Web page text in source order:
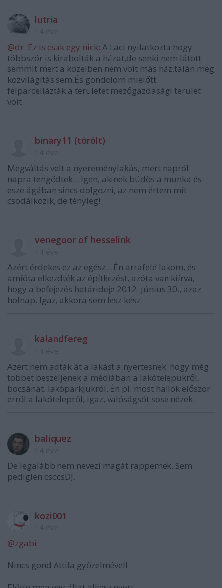
lutria
@dr. Ez is csak egy nick: A Laci nyilatkozta hogy
többször is kirabolták a házat,de senki nem látott
semmit mert a közelben nem volt más ház,talán még
közvilágítás sem.És gondolom mielőtt
felparcellázták a területet mezőgazdasági terület
volt.
binary11 (törölt)
Megváltás volt a nyereménylakás, mert napról -
napra tengődtek... Igen, akinek büdös a munka és
esze ágában sincs dolgozni, az nem értem mit
csodálkozik, de tényleg!
venegoor of hesselink
Azért érdekes ez az egész... Én arrafelé lakom, és
amióta elkezdték az építkezést, azóta van kiírva,
hogy a befejezés határideje 2012. június 30., azaz
holnap. Igaz, akkora sem lesz kész.
kalandfereg
Azért nem adták át a lakást a nyertesnek, hogy még
többet beszéljenek a médiában a lakótelepükről,
bocsánat, lakóparkjukról. Én pl. most hallok először
erről a lakótelepről, igaz, valóságsót sose nézek.
baliquez
De legalább nem nevezi magát rappernek. Sem
pediglen csöcsDJ.
kozi001
@zgabi:
Nincs gond Attila győzelmével!